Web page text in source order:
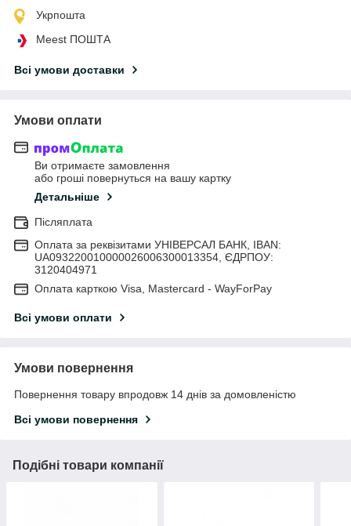
Укрпошта
Meest ПОШТА
Всі умови доставки
Умови оплати
Ви отримаєте замовлення
або гроші повернуться на вашу картку
Детальніше
Післяплата
Оплата за реквізитами УНІВЕРСАЛ БАНК, IBAN:
UA093220010000026006300013354, ЄДРПОУ:
3120404971
Оплата карткою Visa, Mastercard - WayForPay
Всі умови оплати
Умови повернення
Повернення товару впродовж 14 днів за домовленістю
Всі умови повернення
Подібні товари компанії